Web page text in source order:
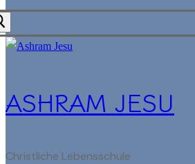
ASHRAM JESU
Christliche Lebensschule